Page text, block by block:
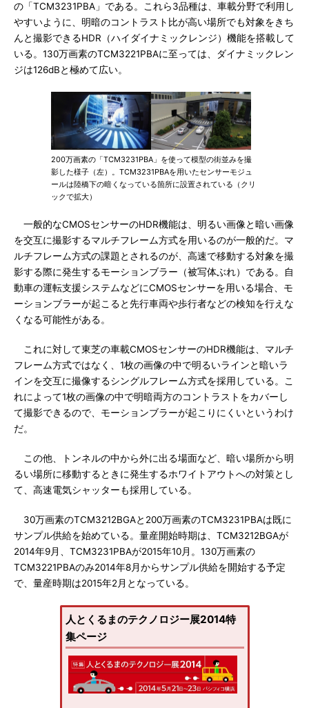
の「TCM3231PBA」である。これら3品種は、車載分野で利用し
やすいように、明暗のコントラスト比が高い場所でも対象をきち
んと撮影できるHDR（ハイダイナミックレンジ）機能を搭載して
いる。130万画素のTCM3221PBAに至っては、ダイナミックレン
ジは126dBと極めて広い。
200万画素の「TCM3231PBA」を使って模型の街並みを撮
影した様子（左）。TCM3231PBAを用いたセンサーモジュ
ールは陸橋下の暗くなっている箇所に設置されている（クリ
ックで拡大）
一般的なCMOSセンサーのHDR機能は、明るい画像と暗い画像
を交互に撮影するマルチフレーム方式を用いるのが一般的だ。マ
ルチフレーム方式の課題とされるのが、高速で移動する対象を撮
影する際に発生するモーションブラー（被写体ぶれ）である。自
動車の運転支援システムなどにCMOSセンサーを用いる場合、モ
ーションブラーが起こると先行車両や歩行者などの検知を行えな
くなる可能性がある。
これに対して東芝の車載CMOSセンサーのHDR機能は、マルチ
フレーム方式ではなく、1枚の画像の中で明るいラインと暗いラ
インを交互に撮像するシングルフレーム方式を採用している。こ
れによって1枚の画像の中で明暗両方のコントラストをカバーし
て撮影できるので、モーションブラーが起こりにくいというわけ
だ。
この他、トンネルの中から外に出る場面など、暗い場所から明
るい場所に移動するときに発生するホワイトアウトへの対策とし
て、高速電気シャッターも採用している。
30万画素のTCM3212BGAと200万画素のTCM3231PBAは既に
サンプル供給を始めている。量産開始時期は、TCM3212BGAが
2014年9月、TCM3231PBAが2015年10月。130万画素の
TCM3221PBAのみ2014年8月からサンプル供給を開始する予定
で、量産時期は2015年2月となっている。
人とくるまのテクノロジー展2014特
集ページ